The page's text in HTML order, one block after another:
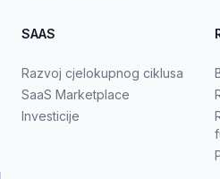
SAAS
Razvoj cjelokupnog ciklusa
SaaS Marketplace
Investicije